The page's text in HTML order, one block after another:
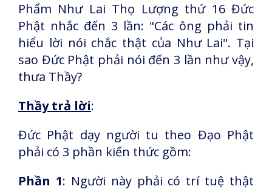
Phẩm Như Lai Thọ Lượng thứ 16 Đức
Phật nhắc đến 3 lần: "Các ông phải tin
hiểu lời nói chắc thật của Như Lai". Tại
sao Đức Phật phải nói đến 3 lần như vậy,
thưa Thầy?
Thầy trả lời:
Đức Phật dạy người tu theo Đạo Phật
phải có 3 phần kiến thức gồm:
Phần 1: Người này phải có trí tuệ thật